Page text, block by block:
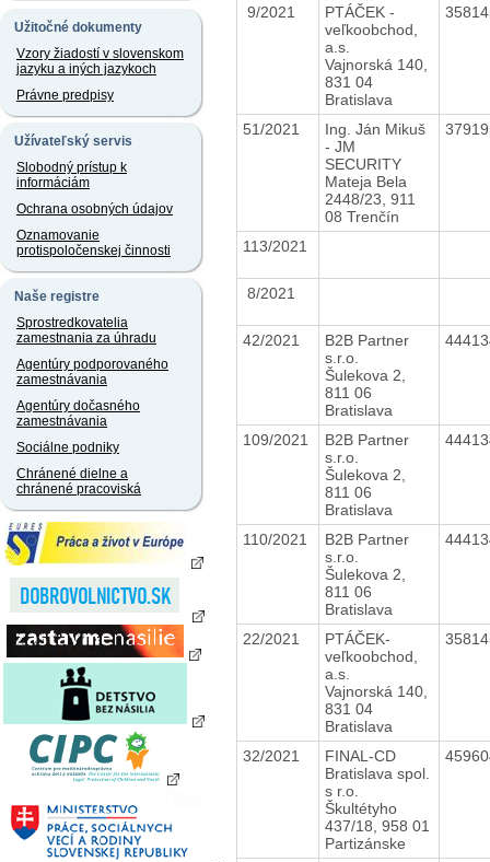
Užitočné dokumenty
Vzory žiadostí v slovenskom
jazyku a iných jazykoch
Právne predpisy
Užívateľský servis
Slobodný prístup k
informáciám
Ochrana osobných údajov
Oznamovanie
protispoločenskej činnosti
Naše registre
Sprostredkovatelia
zamestnania za úhradu
Agentúry podporovaného
zamestnávania
Agentúry dočasného
zamestnávania
Sociálne podniky
Chránené dielne a
chránené pracoviská
9/2021
PTÁČEK -
veľkoobchod,
a.s.
Vajnorská 140,
831 04
Bratislava
51/2021
Ing. Ján Mikuš
- JM
SECURITY
Mateja Bela
2448/23, 911
08 Trenčín
113/2021
8/2021
42/2021
B2B Partner
s.r.o.
Šulekova 2,
811 06
Bratislava
109/2021
B2B Partner
s.r.o.
Šulekova 2,
811 06
Bratislava
110/2021
B2B Partner
s.r.o.
Šulekova 2,
811 06
Bratislava
22/2021
PTÁČEK-
veľkoobchod,
a.s.
Vajnorská 140,
831 04
Bratislava
32/2021
FINAL-CD
Bratislava spol.
s r.o.
Škultétyho
437/18, 958 01
Partizánske